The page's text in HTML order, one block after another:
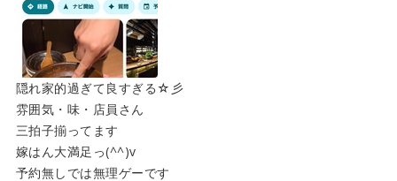
隠れ家的過ぎて良すぎる☆彡
雰囲気・味・店員さん
三拍子揃ってます
嫁はん大満足っ(^^)v
予約無しでは無理ゲーです